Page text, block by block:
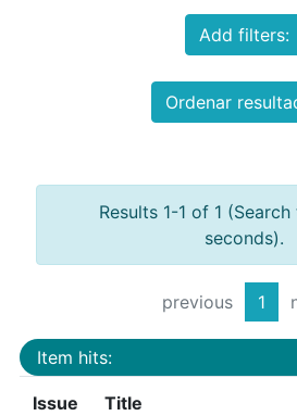
Add filters:
Ordenar
Results 1-1 of 1
seconds).
previous 1
Item hits:
Issue
Title